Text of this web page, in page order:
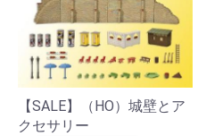
【SALE】（HO）城壁とア
クセサリー